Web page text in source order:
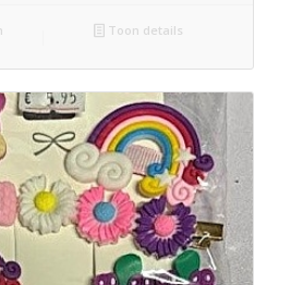
Toon details